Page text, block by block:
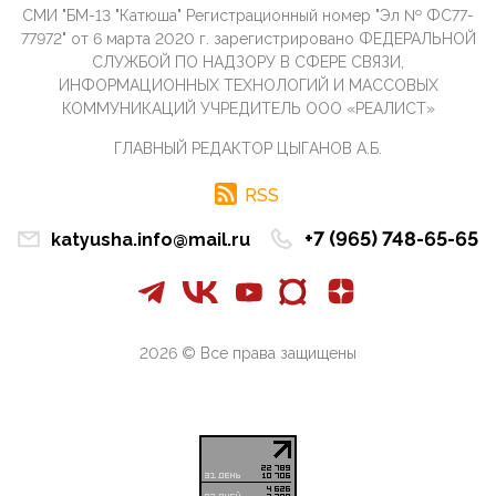
09:40, 10 Апреля 2026
Честно говоря, ситуация с продвижением через
российские крупнейшие СМИ персоны Эррола
Маска (отца Ил...
Те, кто стоят за массовым завозом в Россию
Благодаря знакомым, стали известны подробности
захватил "малое небо" на украинском ТВД.
В Национальной системе платежных карт (НСПК)
заботливо уточниили, что ИНН при переводах по
СМИ "БМ-13 "Катюша" Регистрационный номер "Эл № ФС77-
77972" от 6 марта 2020 г. зарегистрировано ФЕДЕРАЛЬНОЙ
СЛУЖБОЙ ПО НАДЗОРУ В СФЕРЕ СВЯЗИ,
ИНФОРМАЦИОННЫХ ТЕХНОЛОГИЙ И МАССОВЫХ
КОММУНИКАЦИЙ УЧРЕДИТЕЛЬ ООО «РЕАЛИСТ»
ГЛАВНЫЙ РЕДАКТОР ЦЫГАНОВ А.Б.
RSS
katyusha.info@mail.ru +7 (965) 748-65-65
2026 © Все права защищены